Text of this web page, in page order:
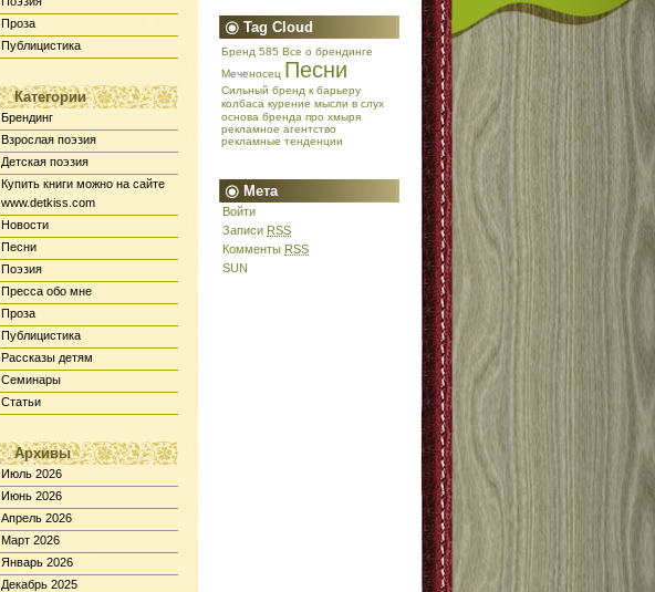
Проза
Публицистика
Категории
Брендинг
Взрослая поэзия
Детская поэзия
Купить книги можно на сайте
www.detkiss.com
Новости
Песни
Поэзия
Пресса обо мне
Проза
Публицистика
Рассказы детям
Семинары
Статьи
Архивы
Июль 2026
Июнь 2026
Апрель 2026
Март 2026
Январь 2026
Декабрь 2025
Tag Cloud
Бренд 585 Все о брендинге
Меченосец Песни
Сильный бренд к барьеру
колбаса курение мысли в слух
основа бренда про хмыря
рекламное агентство
рекламные тенденции
Мета
Войти
Записи RSS
Комменты RSS
SUN